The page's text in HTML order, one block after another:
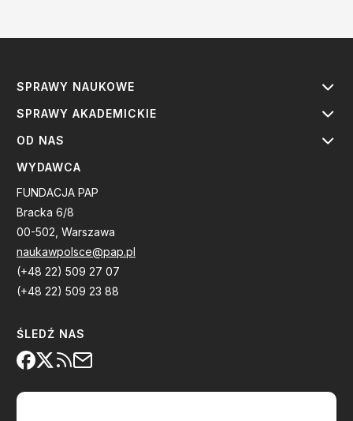
SPRAWY NAUKOWE
SPRAWY AKADEMICKIE
OD NAS
WYDAWCA
FUNDACJA PAP
Bracka 6/8
00-502, Warszawa
naukawpolsce@pap.pl
(+48 22) 509 27 07
(+48 22) 509 23 88
ŚLEDŹ NAS